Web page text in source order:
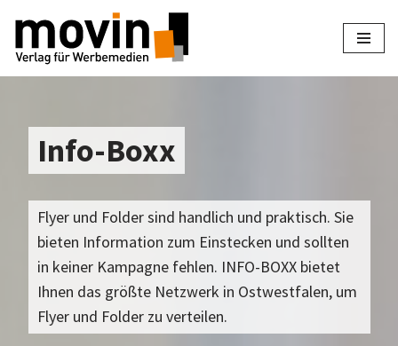
Zum
Inhalt
Info-Boxx
Flyer und Folder sind handlich und praktisch. Sie
bieten Information zum Einstecken und sollten
in keiner Kampagne fehlen. INFO-BOXX bietet
Ihnen das größte Netzwerk in Ostwestfalen, um
Flyer und Folder zu verteilen.